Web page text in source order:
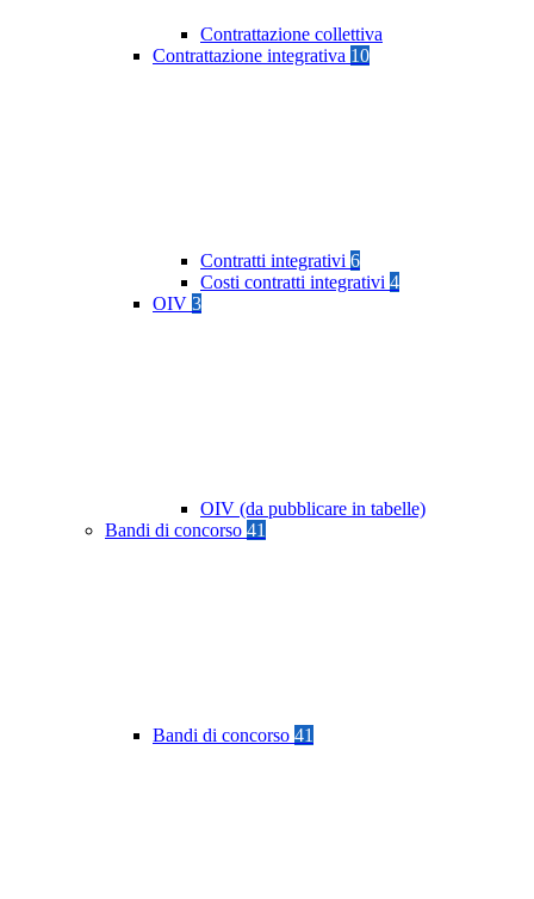
Contrattazione collettiva
Contrattazione integrativa 10
Contratti integrativi 6
Costi contratti integrativi 4
OIV 3
OIV (da pubblicare in tabelle)
Bandi di concorso 41
Bandi di concorso 41